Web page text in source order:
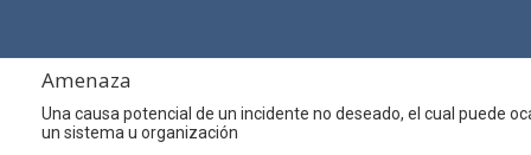
Amenaza
Una causa potencial de un incidente no deseado, el cual puede
un sistema u organización